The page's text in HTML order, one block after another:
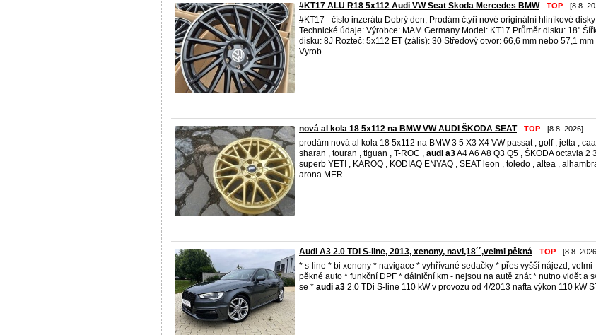
#KT17 ALU R18 5x112 Audi VW Seat Skoda Mercedes BMW- TOP - [8.8.
#KT17 - číslo inzerátu Dobrý den, Prodám čtyři nové originální hliníkové
Technické údaje: Výrobce: MAM Germany Model: KT17 Průměr disku: 18"
disku: 8J Rozteč: 5x112 ET (zális): 30 Středový otvor: 66,6 mm nebo 57,1 mm
Vyrob ...
nová al kola 18 5x112 na BMW VW AUDI ŠKODA SEAT- TOP - [8.8. 2026]
prodám nová al kola 18 5x112 na BMW 3 5 X3 X4 VW passat , golf , jetta ,
sharan , touran , tiguan , T-ROC , audi a3A4 A6 A8 Q3 Q5 , ŠKODA octavia 2
superb YETI , KAROQ , KODIAQ ENYAQ , SEAT leon , toledo , altea ,
arona MER ...
Audi A3 2.0 TDi S-line, 2013, xenony, navi,18´´,velmi pěkná - TOP - [8.8.
* s-line * bi xenony * navigace * vyhřívané sedačky * přes vyšší nájezd, velmi
pěkné auto * funkční DPF * dálniční km - nejsou na autě znát * nutno vidět a
se * audi a3 2.0 TDi S-line 110 kW v provozu od 4/2013 nafta výkon 110 kW